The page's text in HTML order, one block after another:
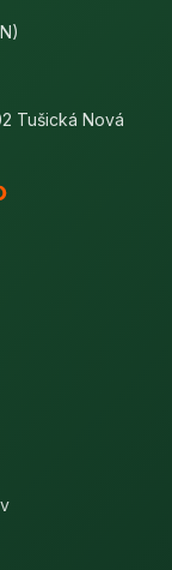
Tušická Nová